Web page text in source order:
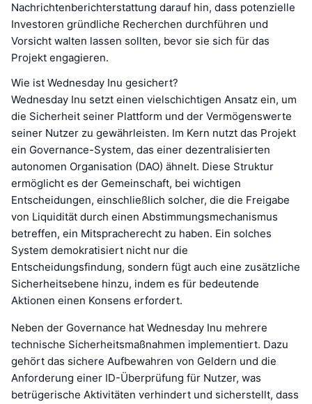
Nachrichtenberichterstattung darauf hin, dass potenzielle
Investoren gründliche Recherchen durchführen und
Vorsicht walten lassen sollten, bevor sie sich für das
Projekt engagieren.
Wie ist Wednesday Inu gesichert?
Wednesday Inu setzt einen vielschichtigen Ansatz ein, um
die Sicherheit seiner Plattform und der Vermögenswerte
seiner Nutzer zu gewährleisten. Im Kern nutzt das Projekt
ein Governance-System, das einer dezentralisierten
autonomen Organisation (DAO) ähnelt. Diese Struktur
ermöglicht es der Gemeinschaft, bei wichtigen
Entscheidungen, einschließlich solcher, die die Freigabe
von Liquidität durch einen Abstimmungsmechanismus
betreffen, ein Mitspracherecht zu haben. Ein solches
System demokratisiert nicht nur die
Entscheidungsfindung, sondern fügt auch eine zusätzliche
Sicherheitsebene hinzu, indem es für bedeutende
Aktionen einen Konsens erfordert.
Neben der Governance hat Wednesday Inu mehrere
technische Sicherheitsmaßnahmen implementiert. Dazu
gehört das sichere Aufbewahren von Geldern und die
Anforderung einer ID-Überprüfung für Nutzer, was
betrügerische Aktivitäten verhindert und sicherstellt, dass